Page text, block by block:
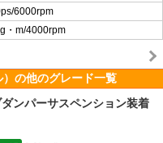
6000rpm
・m/4000rpm
の他のグレード一覧
ンパーサスペンション装着